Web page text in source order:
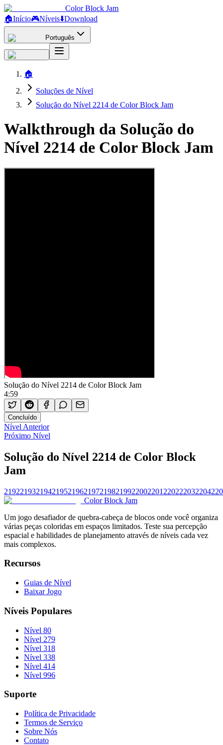
Color Block Jam
🏠Início🎮Níveis⬇️Download
Português
🏠
Soluções de Nível
Solução do Nível 2214 de Color Block Jam
Walkthrough da Solução do
Nível 2214 de Color Block Jam
Solução do Nível 2214 de Color Block Jam
4:59
Concluído
Nível Anterior
Próximo Nível
Solução do Nível 2214 de Color Block
Jam
2192219321942195219621972198219922002201 220222032204
Color Block Jam
Um jogo desafiador de quebra-cabeça de blocos onde você organiza
várias peças coloridas em espaços limitados. Teste sua percepção
espacial e habilidades de planejamento através de níveis cada vez
mais complexos.
Recursos
Guias de Nível
Baixar Jogo
Níveis Populares
Nível 80
Nível 279
Nível 318
Nível 338
Nível 414
Nível 996
Suporte
Política de Privacidade
Termos de Serviço
Sobre Nós
Contato